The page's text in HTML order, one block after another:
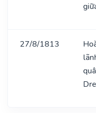
27/8/1813